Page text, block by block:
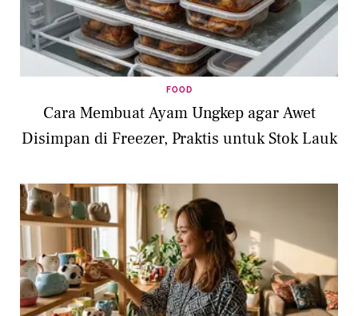
FOOD
Cara Membuat Ayam Ungkep agar Awet
Disimpan di Freezer, Praktis untuk Stok Lauk